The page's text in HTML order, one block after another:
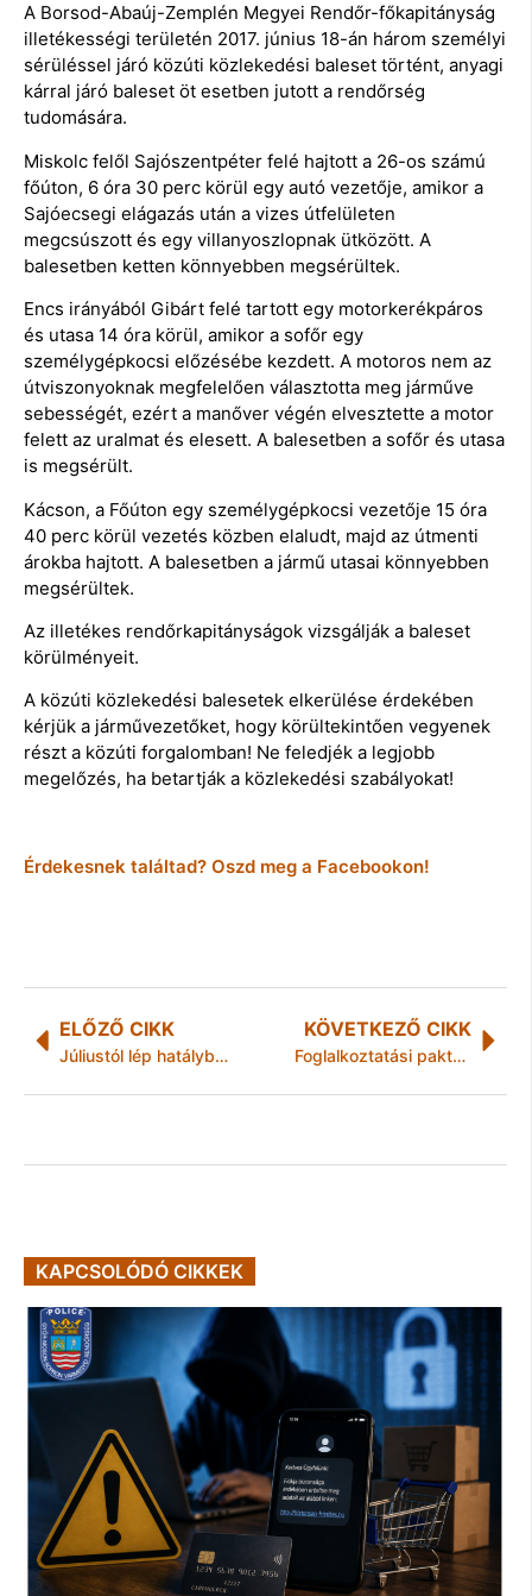
A Borsod-Abaúj-Zemplén Megyei Rendőr-főkapitányság
illetékességi területén 2017. június 18-án három személyi
sérüléssel járó közúti közlekedési baleset történt, anyagi
kárral járó baleset öt esetben jutott a rendőrség
tudomására.
Miskolc felől Sajószentpéter felé hajtott a 26-os számú
főúton, 6 óra 30 perc körül egy autó vezetője, amikor a
Sajóecsegi elágazás után a vizes útfelületen
megcsúszott és egy villanyoszlopnak ütközött. A
balesetben ketten könnyebben megsérültek.
Encs irányából Gibárt felé tartott egy motorkerékpáros
és utasa 14 óra körül, amikor a sofőr egy
személygépkocsi előzésébe kezdett. A motoros nem az
útviszonyoknak megfelelően választotta meg járműve
sebességét, ezért a manőver végén elvesztette a motor
felett az uralmat és elesett. A balesetben a sofőr és utasa
is megsérült.
Kácson, a Főúton egy személygépkocsi vezetője 15 óra
40 perc körül vezetés közben elaludt, majd az útmenti
árokba hajtott. A balesetben a jármű utasai könnyebben
megsérültek.
Az illetékes rendőrkapitányságok vizsgálják a baleset
körülményeit.
A közúti közlekedési balesetek elkerülése érdekében
kérjük a járművezetőket, hogy körültekintően vegyenek
részt a közúti forgalomban! Ne feledjék a legjobb
megelőzés, ha betartják a közlekedési szabályokat!
Érdekesnek találtad? Oszd meg a Facebookon!
ELŐZŐ CIKK
Júliustól lép hatályba az új jövedéki törvény
KÖVETKEZŐ CIKK
Foglalkoztatási paktum 15 településen
KAPCSOLÓDÓ CIKKEK